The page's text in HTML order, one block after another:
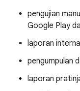
pengujian
Google Play
laporan
pengumpulan
laporan